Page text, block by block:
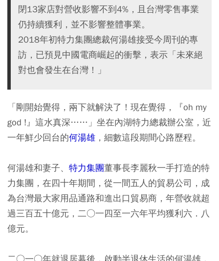
閉13家店對營收影響不到4%，且台灣零售事業
仍持續獲利，並不影響整體事業。
2018年初特力集團總裁何湯雄接受今周刊的專
訪，已預見中國電商崛起的衝擊，表示「未來絕
對也會發生在台灣！」
「剛開始覺得，兩下就解決了！現在覺得，『oh my
god !』這水真深……」坐在內湖特力總裁辦公室，近
一年鮮少回台的何湯雄 ，細數這段期間心路歷程。
何湯雄和妻子、 特力集團董事長李麗秋一手打造的特
力集團，在四十年期間，從一間五人的貿易公司，成
為台灣最大家用品通路和進出口貿易商，年營收就超
過三百五十億元，二○一四至一六年平均獲利六．八
億元。
二○一○年就退居幕後，啟動半退休生活的何湯雄，